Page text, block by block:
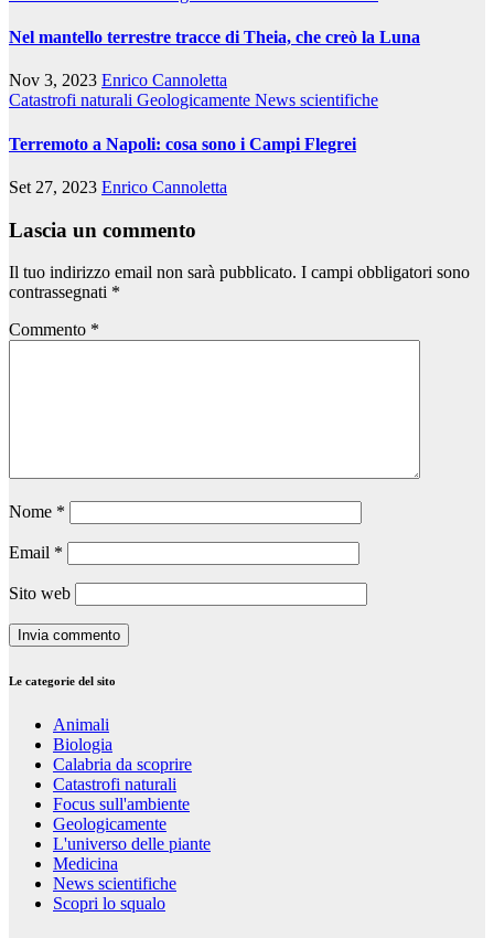
Nel mantello terrestre tracce di Theia, che creò la Luna
Nov 3, 2023 Enrico Cannoletta
Catastrofi naturali Geologicamente News scientifiche
Terremoto a Napoli: cosa sono i Campi Flegrei
Set 27, 2023 Enrico Cannoletta
Lascia un commento
Il tuo indirizzo email non sarà pubblicato. I campi obbligatori sono
contrassegnati *
Commento *
Nome *
Email *
Sito web
Le categorie del sito
Animali
Biologia
Calabria da scoprire
Catastrofi naturali
Focus sull'ambiente
Geologicamente
L'universo delle piante
Medicina
News scientifiche
Scopri lo squalo